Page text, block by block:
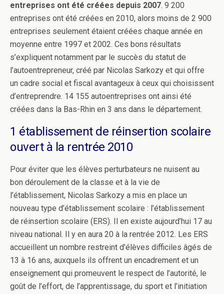
entreprises ont été créées depuis 2007. 9 200
entreprises ont été créées en 2010, alors moins de 2 900
entreprises seulement étaient créées chaque année en
moyenne entre 1997 et 2002. Ces bons résultats
s’expliquent notamment par le succès du statut de
l’autoentrepreneur, créé par Nicolas Sarkozy et qui offre
un cadre social et fiscal avantageux à ceux qui choisissent
d’entreprendre. 14 155 autoentreprises ont ainsi été
créées dans la Bas-Rhin en 3 ans dans le département.
1 établissement de réinsertion scolaire
ouvert à la rentrée 2010
Pour éviter que les élèves perturbateurs ne nuisent au
bon déroulement de la classe et à la vie de
l’établissement, Nicolas Sarkozy a mis en place un
nouveau type d’établissement scolaire : l’établissement
de réinsertion scolaire (ERS). Il en existe aujourd’hui 17 au
niveau national. Il y en aura 20 à la rentrée 2012. Les ERS
accueillent un nombre restreint d’élèves difficiles âgés de
13 à 16 ans, auxquels ils offrent un encadrement et un
enseignement qui promeuvent le respect de l’autorité, le
goût de l’effort, de l’apprentissage, du sport et l’initiation